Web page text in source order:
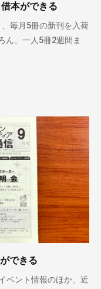
本ができる
毎月5冊の新刊を入荷
ん、一人5冊2週間ま
できる
ベント情報のほか、近